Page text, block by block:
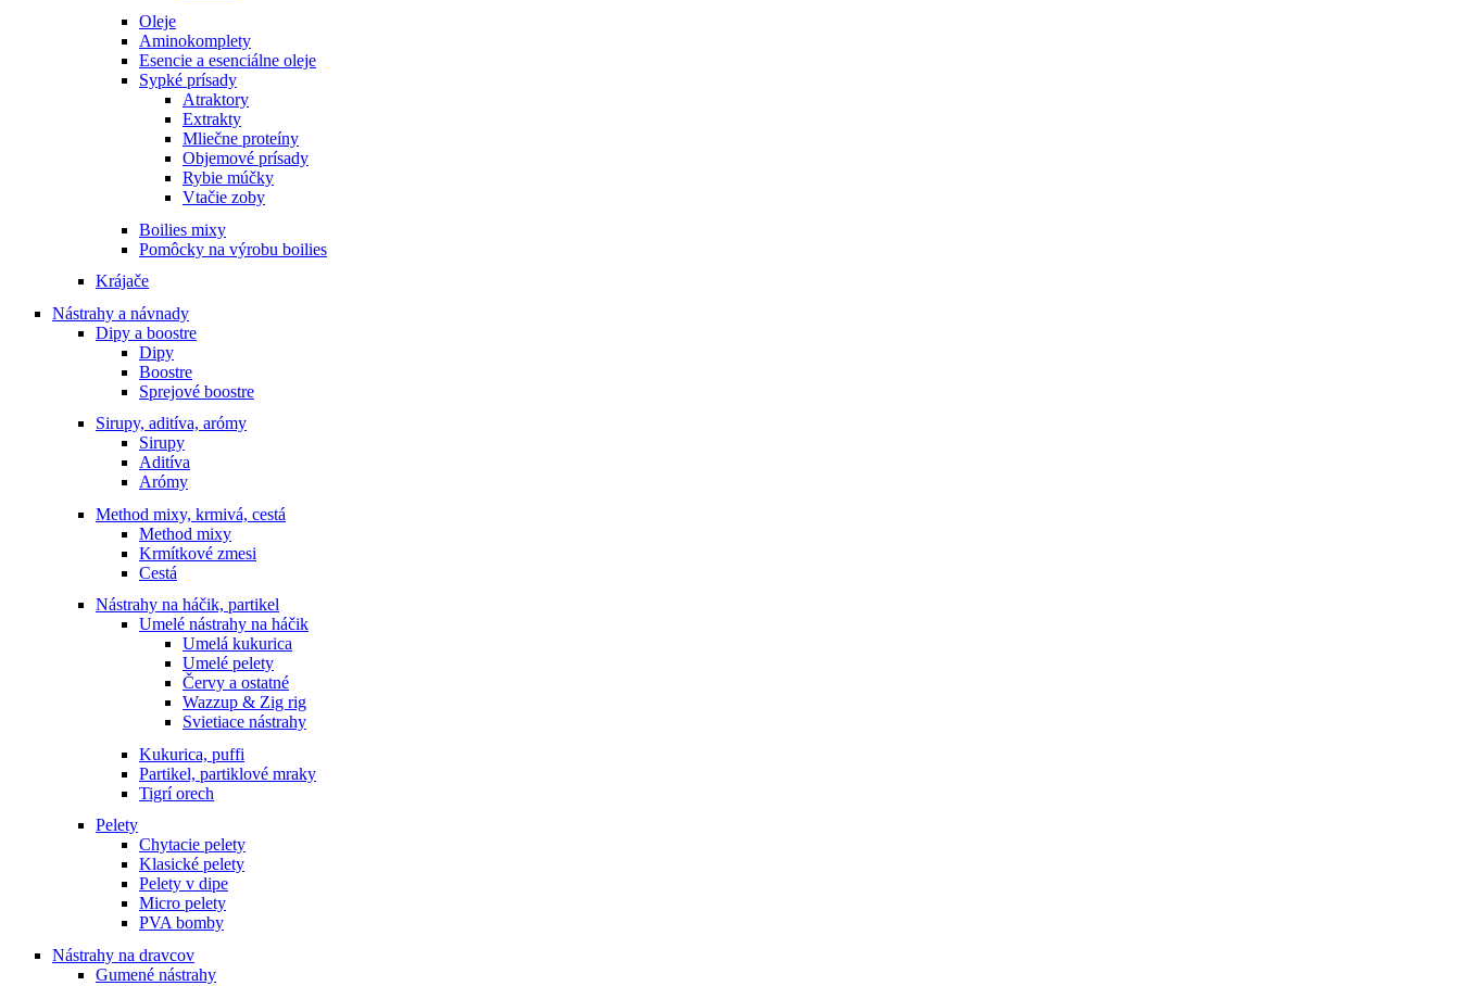
Oleje
Aminokomplety
Esencie a esenciálne oleje
Sypké prísady
Atraktory
Extrakty
Mliečne proteíny
Objemové prísady
Rybie múčky
Vtačie zoby
Boilies mixy
Pomôcky na výrobu boilies
Krájače
Nástrahy a návnady
Dipy a boostre
Dipy
Boostre
Sprejové boostre
Sirupy, aditíva, arómy
Sirupy
Aditíva
Arómy
Method mixy, krmivá, cestá
Method mixy
Krmítkové zmesi
Cestá
Nástrahy na háčik, partikel
Umelé nástrahy na háčik
Umelá kukurica
Umelé pelety
Červy a ostatné
Wazzup & Zig rig
Svietiace nástrahy
Kukurica, puffi
Partikel, partiklové mraky
Tigrí orech
Pelety
Chytacie pelety
Klasické pelety
Pelety v dipe
Micro pelety
PVA bomby
Nástrahy na dravcov
Gumené nástrahy